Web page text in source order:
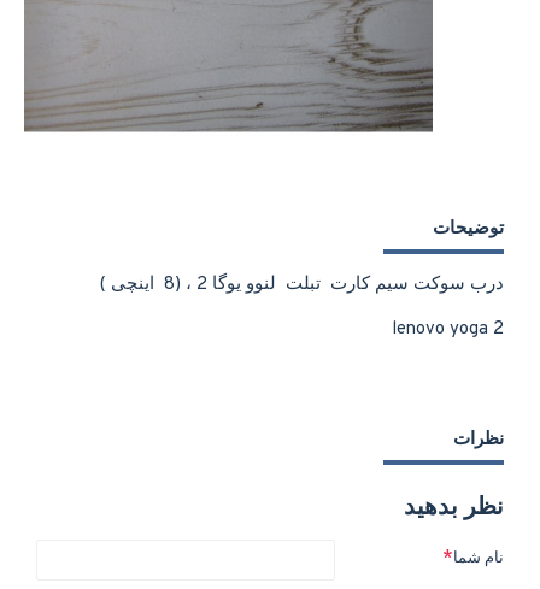
توضیحات
درب سوکت سیم کارت تبلت لنوو یوگا 2 ، (8 اینچی )
lenovo yoga 2
نظرات
نظر بدهید
نام شما